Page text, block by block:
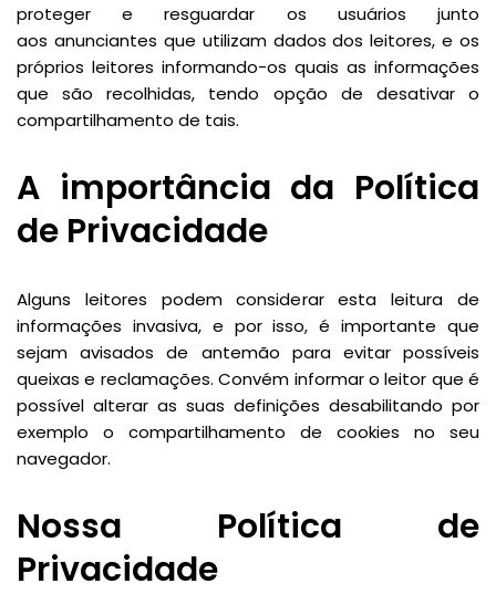
proteger e resguardar os usuários junto
aos anunciantes que utilizam dados dos leitores, e os
próprios leitores informando-os quais as informações
que são recolhidas, tendo opção de desativar o
compartilhamento de tais.
A importância da Política
de Privacidade
Alguns leitores podem considerar esta leitura de
informações invasiva, e por isso, é importante que
sejam avisados de antemão para evitar possíveis
queixas e reclamações. Convém informar o leitor que é
possível alterar as suas definições desabilitando por
exemplo o compartilhamento de cookies no seu
navegador.
Nossa Política de
Privacidade